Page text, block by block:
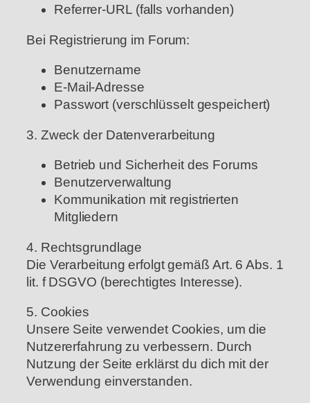
Referrer-URL (falls vorhanden)
Bei Registrierung im Forum:
Benutzername
E-Mail-Adresse
Passwort (verschlüsselt gespeichert)
3. Zweck der Datenverarbeitung
Betrieb und Sicherheit des Forums
Benutzerverwaltung
Kommunikation mit registrierten
Mitgliedern
4. Rechtsgrundlage
Die Verarbeitung erfolgt gemäß Art. 6 Abs. 1
lit. f DSGVO (berechtigtes Interesse).
5. Cookies
Unsere Seite verwendet Cookies, um die
Nutzererfahrung zu verbessern. Durch
Nutzung der Seite erklärst du dich mit der
Verwendung einverstanden.